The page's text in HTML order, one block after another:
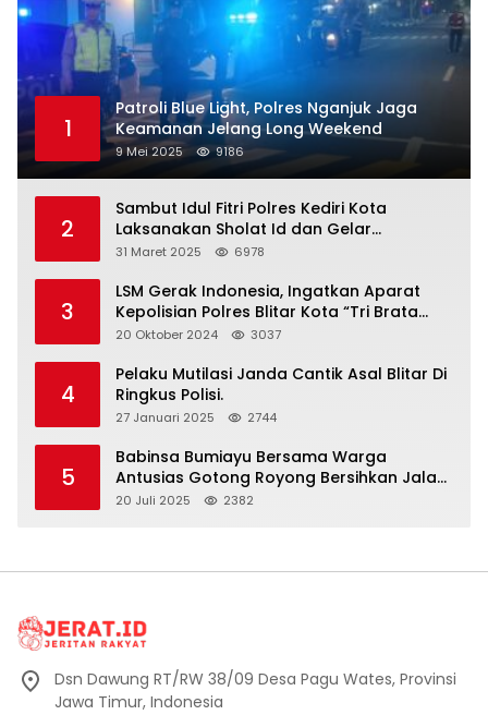
1
Patroli Blue Light, Polres Nganjuk Jaga
Keamanan Jelang Long Weekend
9 Mei 2025 9186
2
Sambut Idul Fitri Polres Kediri Kota
Laksanakan Sholat Id dan Gelar
Halalbihalal
31 Maret 2025 6978
3
LSM Gerak Indonesia, Ingatkan Aparat
Kepolisian Polres Blitar Kota “Tri Brata
Polri” Harus Diamalkan
20 Oktober 2024 3037
4
Pelaku Mutilasi Janda Cantik Asal Blitar Di
Ringkus Polisi.
27 Januari 2025 2744
5
Babinsa Bumiayu Bersama Warga
Antusias Gotong Royong Bersihkan Jalan
Dusun Banaran
20 Juli 2025 2382
Dsn Dawung RT/RW 38/09 Desa Pagu Wates, Provinsi
Jawa Timur, Indonesia